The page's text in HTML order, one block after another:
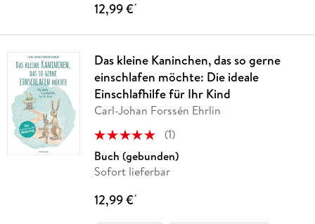
12,99 €*
Das kleine Kaninchen, das so gerne
einschlafen möchte: Die ideale
Einschlafhilfe für Ihr Kind
Carl-Johan Forssén Ehrlin
(1)
Buch (gebunden)
Sofort lieferbar
12,99 €*